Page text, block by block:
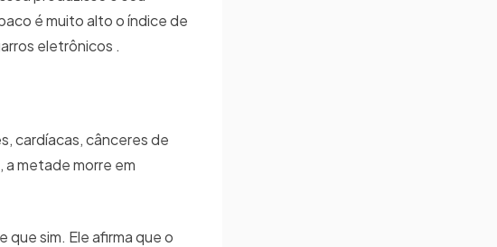
é muito alto o índice de
eletrônicos .
cardíacas, cânceres de
a metade morre em
sim. Ele afirma que o